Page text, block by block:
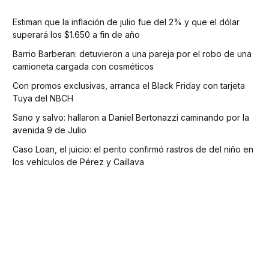
Estiman que la inflación de julio fue del 2% y que el dólar
superará los $1.650 a fin de año
Barrio Barberan: detuvieron a una pareja por el robo de una
camioneta cargada con cosméticos
Con promos exclusivas, arranca el Black Friday con tarjeta
Tuya del NBCH
Sano y salvo: hallaron a Daniel Bertonazzi caminando por la
avenida 9 de Julio
Caso Loan, el juicio: el perito confirmó rastros de del niño en
los vehículos de Pérez y Caillava